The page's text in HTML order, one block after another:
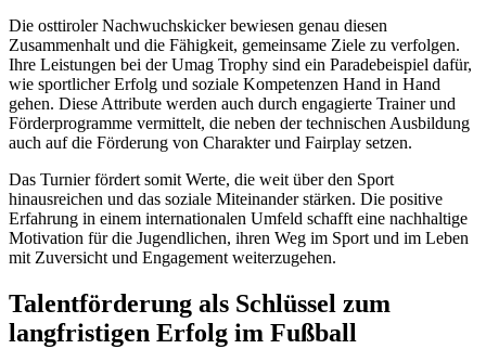
Die osttiroler Nachwuchskicker bewiesen genau diesen
Zusammenhalt und die Fähigkeit, gemeinsame Ziele zu verfolgen.
Ihre Leistungen bei der Umag Trophy sind ein Paradebeispiel dafür,
wie sportlicher Erfolg und soziale Kompetenzen Hand in Hand
gehen. Diese Attribute werden auch durch engagierte Trainer und
Förderprogramme vermittelt, die neben der technischen Ausbildung
auch auf die Förderung von Charakter und Fairplay setzen.
Das Turnier fördert somit Werte, die weit über den Sport
hinausreichen und das soziale Miteinander stärken. Die positive
Erfahrung in einem internationalen Umfeld schafft eine nachhaltige
Motivation für die Jugendlichen, ihren Weg im Sport und im Leben
mit Zuversicht und Engagement weiterzugehen.
Talentförderung als Schlüssel zum
langfristigen Erfolg im Fußball